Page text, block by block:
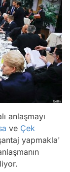
anlaşmayı
ve Çek
yapmakla'